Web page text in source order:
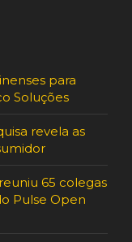
para
Soluções
revela as
65 colegas
Pulse Open